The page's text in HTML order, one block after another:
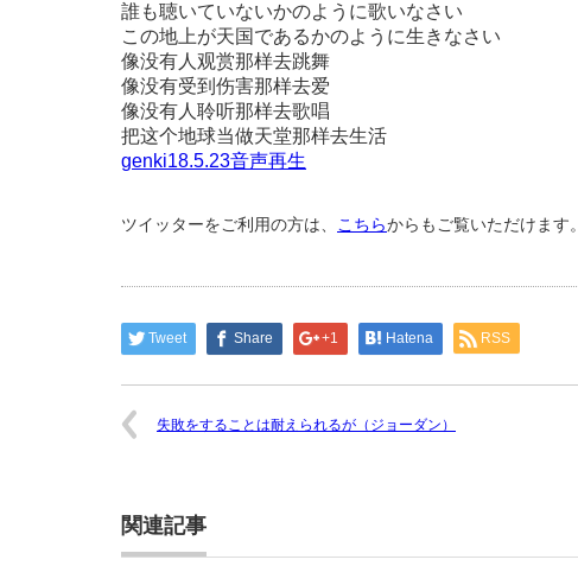
誰も聴いていないかのように歌いなさい
この地上が天国であるかのように生きなさい
像没有人观赏那样去跳舞
像没有受到伤害那样去爱
像没有人聆听那样去歌唱
把这个地球当做天堂那样去生活
genki18.5.23音声再生
ツイッターをご利用の方は、 こちらからもご覧いただけます。
Tweet Share +1 Hatena RSS
失敗をすることは耐えられるが（ジョーダン）
関連記事